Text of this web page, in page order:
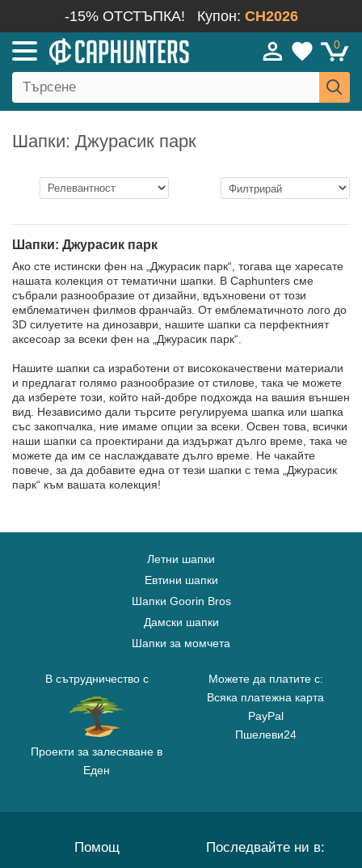
-15% ОТСТЪПКА! Купон: CH2026
0
Шапки: Джурасик парк
Шапки: Джурасик парк
Ако сте истински фен на „Джурасик парк“, тогава ще харесате
нашата колекция от тематични шапки. В Caphunters сме
събрали разнообразие от дизайни, вдъхновени от този
емблематичен филмов франчайз. От емблематичното лого до
3D силуетите на динозаври, нашите шапки са перфектният
аксесоар за всеки фен на „Джурасик парк“.
Нашите шапки са изработени от висококачествени материали
и предлагат голямо разнообразие от стилове, така че можете
да изберете този, който най-добре подхожда на вашия външен
вид. Независимо дали търсите регулируема шапка или шапка
със закопчалка, ние имаме опции за всеки. Освен това, всички
наши шапки са проектирани да издържат дълго време, така че
можете да им се наслаждавате дълго време. Не чакайте
повече, за да добавите една от тези шапки с тема „Джурасик
парк“ към вашата колекция!
Летни шапки
Евтини шапки
Шапки Goorin Bros
Дамски шапки
Шапки за момчета
В сътрудничество с
Проекти за залесяване в
Еден
Можете да платите с:
Всяка платежна карта
PayPal
Пшелеви24
Помощ Последвайте ни в: